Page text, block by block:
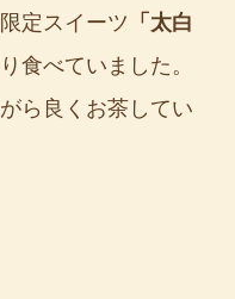
定スイーツ 「太白
食べていました。
ら良くお茶してい